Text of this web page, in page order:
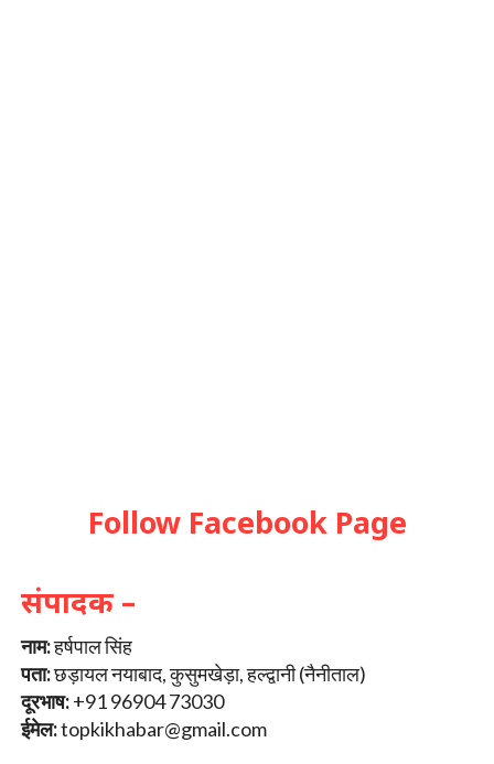
Follow Facebook Page
संपादक –
नाम:हर्षपाल सिंह
पता:छड़ायल नयाबाद, कुसुमखेड़ा, हल्द्वानी (नैनीताल)
दूरभाष:+91 96904 73030
ईमेल:topkikhabar@gmail.com